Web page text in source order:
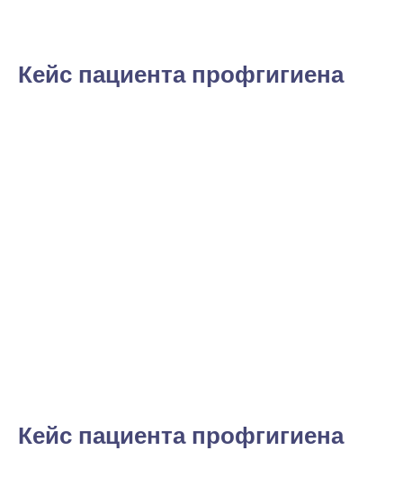
Кейс пациента профгигиена
Кейс пациента профгигиена